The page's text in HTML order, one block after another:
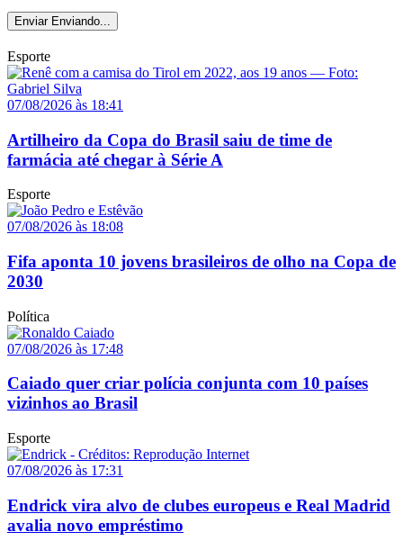
Enviar Enviando...
Esporte
07/08/2026 às 18:41
Artilheiro da Copa do Brasil saiu de time de
farmácia até chegar à Série A
Esporte
07/08/2026 às 18:08
Fifa aponta 10 jovens brasileiros de olho na Copa de
2030
Política
07/08/2026 às 17:48
Caiado quer criar polícia conjunta com 10 países
vizinhos ao Brasil
Esporte
07/08/2026 às 17:31
Endrick vira alvo de clubes europeus e Real Madrid
avalia novo empréstimo